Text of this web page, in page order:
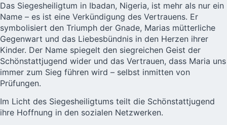
Das Siegesheiligtum in Ibadan, Nigeria, ist mehr als nur ein
Name – es ist eine Verkündigung des Vertrauens. Er
symbolisiert den Triumph der Gnade, Marias mütterliche
Gegenwart und das Liebesbündnis in den Herzen ihrer
Kinder. Der Name spiegelt den siegreichen Geist der
Schönstattjugend wider und das Vertrauen, dass Maria uns
immer zum Sieg führen wird – selbst inmitten von
Prüfungen.
Im Licht des Siegesheiligtums teilt die Schönstattjugend
ihre Hoffnung in den sozialen Netzwerken.